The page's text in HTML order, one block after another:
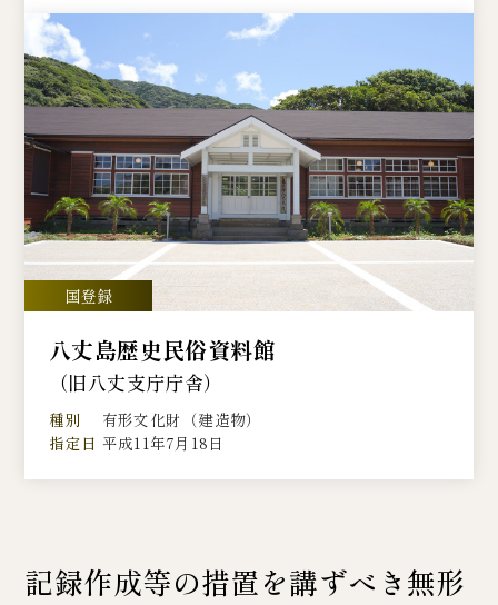
八丈島歴史民俗資料館
（旧八丈支庁庁舎）
種別
有形文化財（建造物）
指定日 平成11年7月18日
記録作成等の措置を講ずべき無形